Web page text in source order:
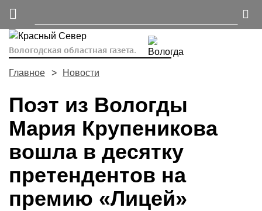
Вологодская областная газета.
Главное Новости
Поэт из Вологды
Мария Крупеникова
вошла в десятку
претендентов на
премию «Лицей»